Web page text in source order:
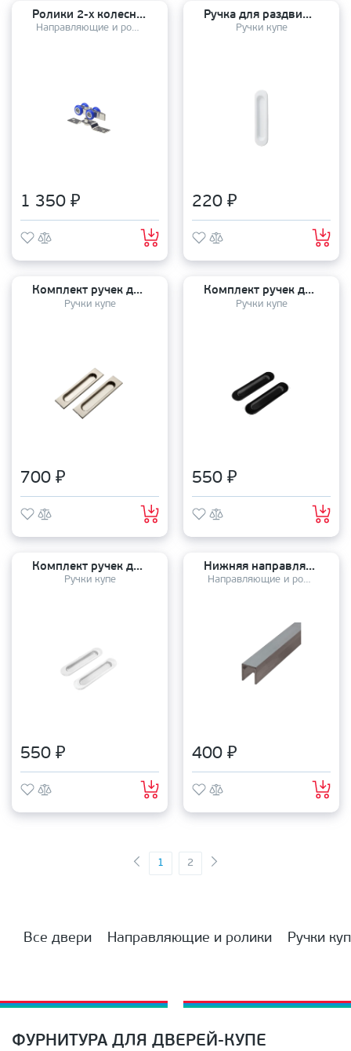
Ролики 2-х колесные DR03/прорезиненный пластик
Направляющие и ролики
1 350 ₽
Ручка для раздвижных дверей (1 шт) YMlock-01 White
Ручки купе
220 ₽
Комплект ручек для раздвижных дверей (2 шт) TIXX/RENZ SDH 601
Ручки купе
700 ₽
Комплект ручек для раздвижных дверей (2 шт) Sliding HANDLE Black
Ручки купе
550 ₽
Комплект ручек для раздвижных дверей (2 шт) Sliding HANDLE White
Ручки купе
550 ₽
Нижняя направляющая для дверей купе 1 метр
Направляющие и ролики
400 ₽
1 2
Все двери Направляющие и ролики Ручки
ФУРНИТУРА ДЛЯ ДВЕРЕЙ-КУПЕ